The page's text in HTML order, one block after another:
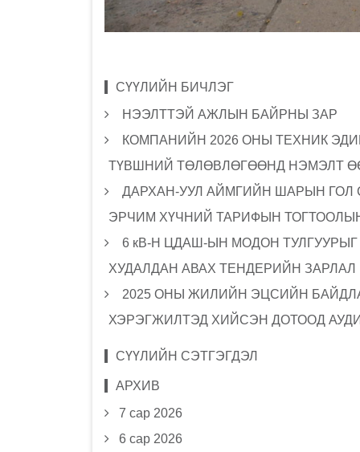
СҮҮЛИЙН БИЧЛЭГ
НЭЭЛТТЭЙ АЖЛЫН БАЙРНЫ ЗАР
КОМПАНИЙН 2026 ОНЫ ТЕХНИК
ТҮВШНИЙ ТӨЛӨВЛӨГӨӨНД НЭМЭЛТ
ДАРХАН-УУЛ АЙМГИЙН ШАРЫН ГОЛ
ЭРЧИМ ХҮЧНИЙ ТАРИФЫН
6 кВ-Н ЦДАШ-ЫН МОДОН
ХУДАЛДАН АВАХ ТЕНДЕРИЙН ЗАРЛАЛ
2025 ОНЫ ЖИЛИЙН ЭЦСИЙН
ХЭРЭГЖИЛТЭД ХИЙСЭН ДОТООД
СҮҮЛИЙН СЭТГЭГДЭЛ
АРХИВ
7 сар 2026
6 сар 2026